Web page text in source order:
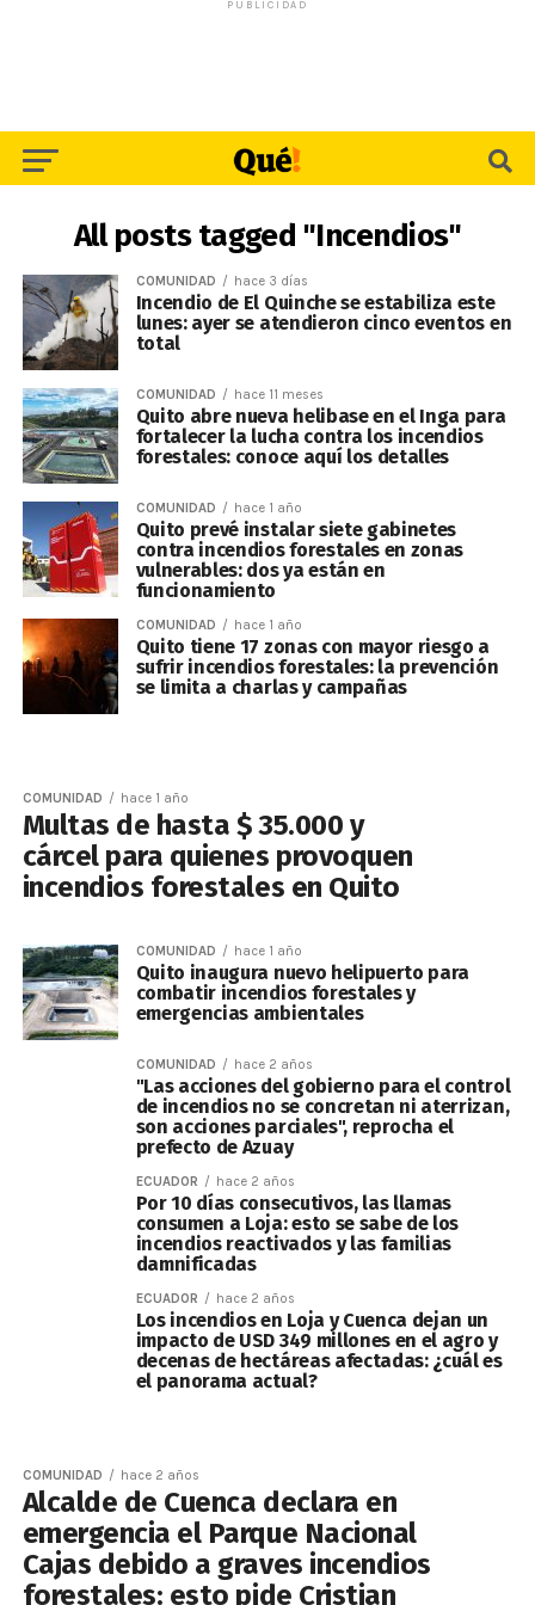
PUBLICIDAD
All posts tagged "Incendios"
COMUNIDAD hace 3 días
Incendio de El Quinche se estabiliza este
lunes: ayer se atendieron cinco eventos en
total
COMUNIDAD hace 11 meses
Quito abre nueva helibase en el Inga para
fortalecer la lucha contra los incendios
forestales: conoce aquí los detalles
COMUNIDAD hace 1 año
Quito prevé instalar siete gabinetes
contra incendios forestales en zonas
vulnerables: dos ya están en
funcionamiento
COMUNIDAD hace 1 año
Quito tiene 17 zonas con mayor riesgo a
sufrir incendios forestales: la prevención
se limita a charlas y campañas
COMUNIDAD hace 1 año
Multas de hasta $ 35.000 y
cárcel para quienes provoquen
incendios forestales en Quito
COMUNIDAD hace 1 año
Quito inaugura nuevo helipuerto para
combatir incendios forestales y
emergencias ambientales
COMUNIDAD hace 2 años
"Las acciones del gobierno para el control
de incendios no se concretan ni aterrizan,
son acciones parciales", reprocha el
prefecto de Azuay
ECUADOR hace 2 años
Por 10 días consecutivos, las llamas
consumen a Loja: esto se sabe de los
incendios reactivados y las familias
damnificadas
ECUADOR hace 2 años
Los incendios en Loja y Cuenca dejan un
impacto de USD 349 millones en el agro y
decenas de hectáreas afectadas: ¿cuál es
el panorama actual?
COMUNIDAD hace 2 años
Alcalde de Cuenca declara en
emergencia el Parque Nacional
Cajas debido a graves incendios
forestales: esto pide Cristian